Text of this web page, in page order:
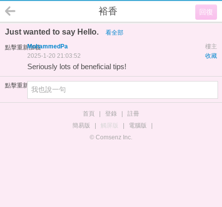
回復
裕香
Just wanted to say Hello. 看全部
點擊重新加載 樓主
MohammedPa
收藏
2025-1-20 21:03:52
Seriously lots of beneficial tips!
點擊重新加載
首頁 登錄
註冊
簡易版
觸屏版 電腦版
© Comsenz Inc.